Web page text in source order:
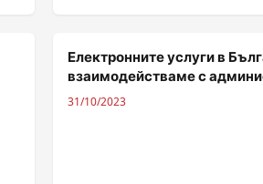
Електронните услуги в
взаимодействаме с
31/10/2023